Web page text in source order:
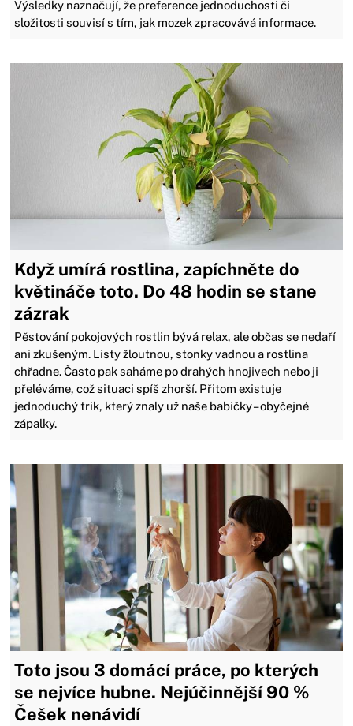
Výsledky naznačují, že preference jednoduchosti či
složitosti souvisí s tím, jak mozek zpracovává informace.
Když umírá rostlina, zapíchněte do
květináče toto. Do 48 hodin se stane
zázrak
Pěstování pokojových rostlin bývá relax, ale občas se nedaří
ani zkušeným. Listy žloutnou, stonky vadnou a rostlina
chřadne. Často pak saháme po drahých hnojivech nebo ji
přeléváme, což situaci spíš zhorší. Přitom existuje
jednoduchý trik, který znaly už naše babičky – obyčejné
zápalky.
Toto jsou 3 domácí práce, po kterých
se nejvíce hubne. Nejúčinnější 90 %
Češek nenávidí